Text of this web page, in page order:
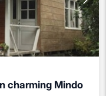
charming Mindo
Lavandería